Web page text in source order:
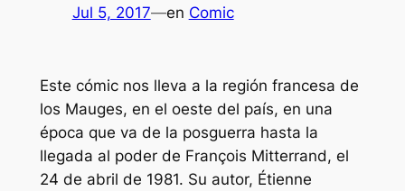
Jul 5, 2017—en Comic
Este cómic nos lleva a la región francesa de
los Mauges, en el oeste del país, en una
época que va de la posguerra hasta la
llegada al poder de François Mitterrand, el
24 de abril de 1981. Su autor, Étienne